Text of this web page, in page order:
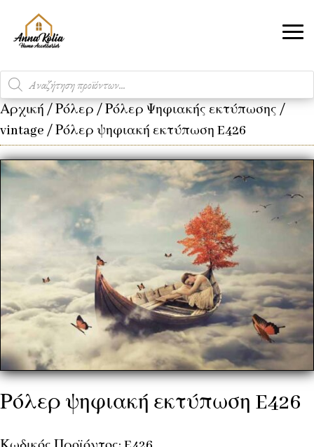
Products
search
Αρχική /Ρόλερ /Ρόλερ Ψηφιακής εκτύπωσης /
vintage / Ρόλερ ψηφιακή εκτύπωση E426
Ρόλερ ψηφιακή εκτύπωση E426